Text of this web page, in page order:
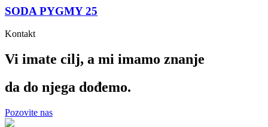
SODA PYGMY 25
Kontakt
Vi imate cilj, a mi imamo znanje
da do njega dođemo.
Pozovite nas